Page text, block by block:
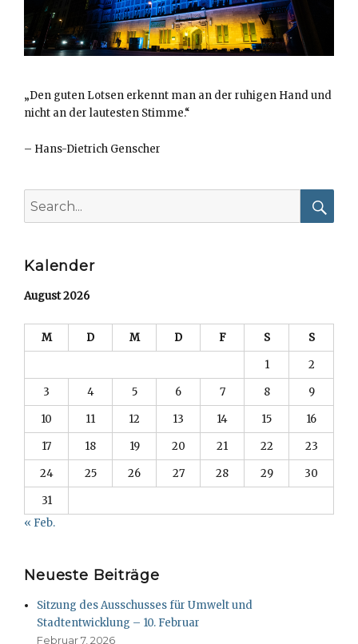
„Den guten Lotsen erkennt man an der ruhigen Hand und
nicht an der lautesten Stimme.“
– Hans-Dietrich Genscher
for:
Kalender
August 2026
M D M D F S
S
1
2
3
4 5 6 7 8
9
10
11 12 13 14 15
16
17
18 19 20 21 22
23
24
25 26 27 28 29
30
31
« Feb.
Neueste Beiträge
Sitzung des Ausschusses für Umwelt und
Stadtentwicklung – 10. Februar
Februar 7, 2026